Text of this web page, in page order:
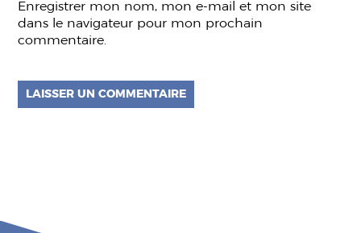
Enregistrer mon nom, mon e-mail et mon site
dans le navigateur pour mon prochain
commentaire.